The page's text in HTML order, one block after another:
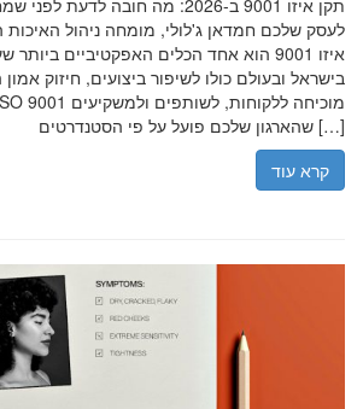
תקן איזו 9001 ב-2026: מה חובה
לעסק שלכם חמדאן ג'לולי, מומחה ניהול האיכות
איזו 9001 הוא אחד הכלים האפקטיביים
בישראל ובעולם כולו לשיפור ביצועים, חיזוק
שהארגון שלכם פועל על פי הסטנדרטים […]
קרא עוד